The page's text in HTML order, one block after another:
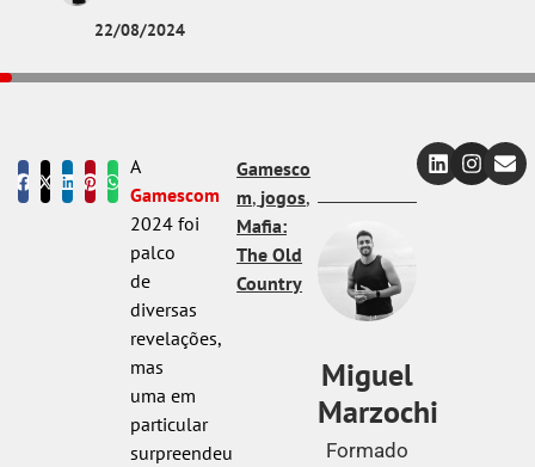
22/08/2024
A
Gamescom
2024 foi
palco
de
diversas
revelações,
mas
uma em
particular
surpreendeu
Gamesco
m, jogos,
Mafia:
The Old
Country
Miguel
Marzochi
Formado